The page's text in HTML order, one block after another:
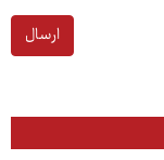
ارسال